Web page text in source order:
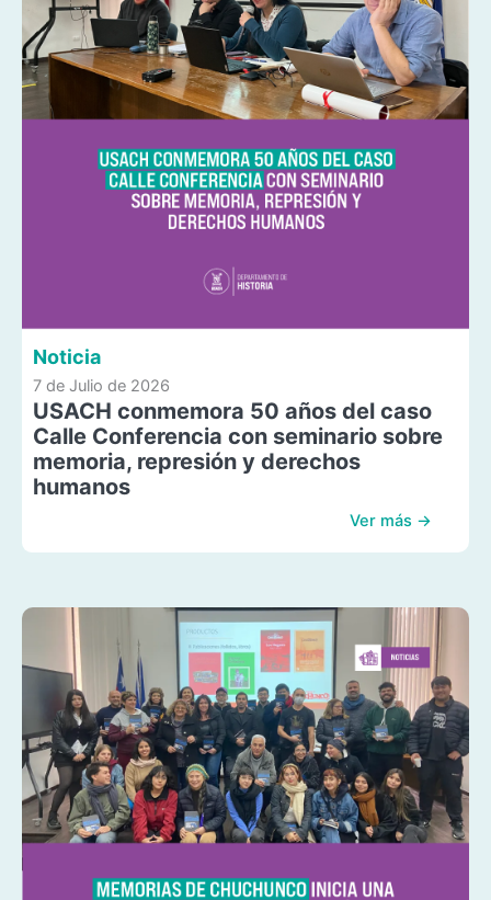
Noticia
7 de Julio de 2026
USACH conmemora 50 años del caso
Calle Conferencia con seminario sobre
memoria, represión y derechos
humanos
Ver más →